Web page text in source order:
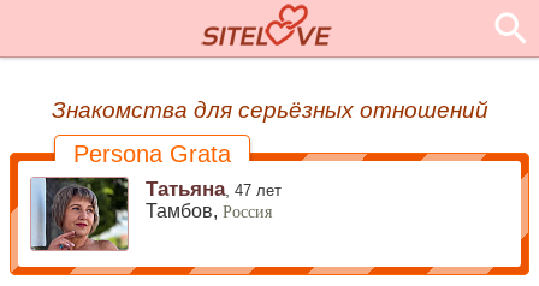
Знакомства для серьёзных отношений
Persona Grata
Татьяна,47 лет
Тамбов,Россия